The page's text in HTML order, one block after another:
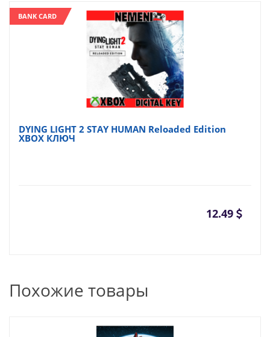
BANK CARD
DYING LIGHT 2 STAY HUMAN Reloaded Edition
XBOX КЛЮЧ
12.49
Похожие товары